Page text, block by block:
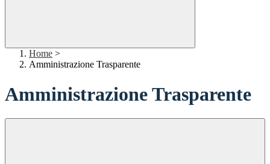
Home >
Amministrazione Trasparente
Amministrazione Trasparente